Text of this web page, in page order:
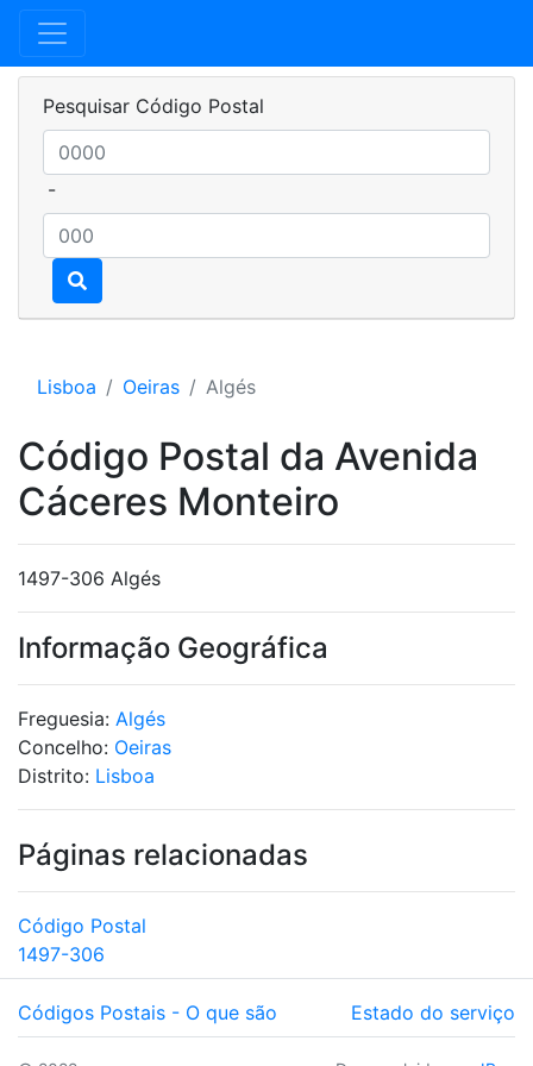
Pesquisar Código Postal
-
Lisboa Oeiras Algés
Código Postal da Avenida
Cáceres Monteiro
1497-306 Algés
Informação Geográfica
Freguesia: Algés
Concelho: Oeiras
Distrito: Lisboa
Páginas relacionadas
Código Postal
1497-306
Códigos Postais - O que são Estado do serviço